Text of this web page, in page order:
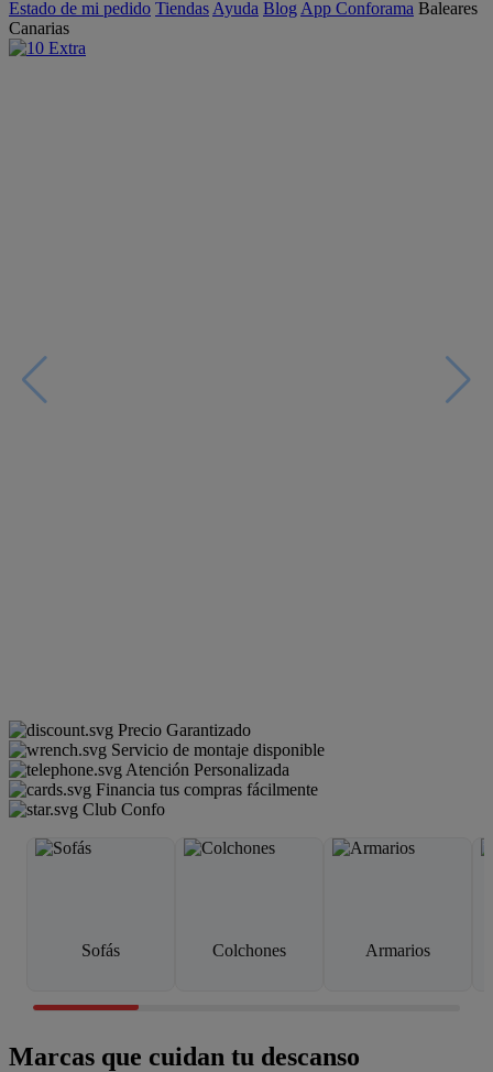
Estado de mi pedido Tiendas Ayuda Blog App Conforama Baleares
Canarias
Precio Garantizado
Servicio de montaje disponible
Atención Personalizada
Financia tus compras fácilmente
Club Confo
Sofás Colchones Armarios
Marcas que cuidan tu descanso